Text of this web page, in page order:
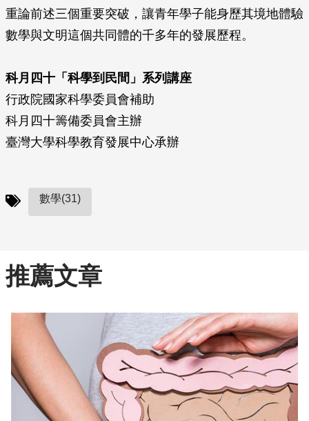
重論前述三個重要突破，讓青年學子能身歷其境地體驗
數學與文明這個共同體的千多年的發展歷程。
科月四十「科學到民間」系列講座
行政院國家科學委員會補助
科月四十籌備委員會主辦
臺灣大學科學教育發展中心承辦
數學(31)
推薦文章